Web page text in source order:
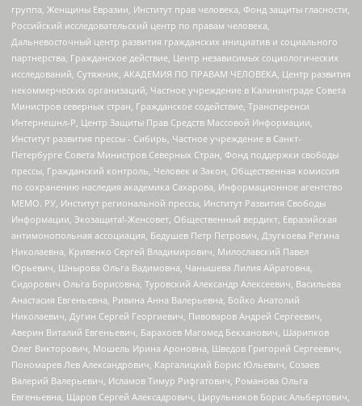
группа, Женщины Евразии, Институт прав человека, Фонд защиты гласности,
Российский исследовательский центр по правам человека,
Дальневосточный центр развития гражданских инициатив и социального
партнерства, Гражданское действие, Центр независимых социологических
исследований, Сутяжник, АКАДЕМИЯ ПО ПРАВАМ ЧЕЛОВЕКА, Центр развития
некоммерческих организаций, Частное учреждение в Калининграде Совета
Министров северных стран, Гражданское содействие, Трансперенси
Интернешнл-Р, Центр Защиты Прав Средств Массовой Информации,
Институт развития прессы - Сибирь, Частное учреждение в Санкт-
Петербурге Совета Министров Северных Стран, Фонд поддержки свободы
прессы, Гражданский контроль, Человек и Закон, Общественная комиссия
по сохранению наследия академика Сахарова, Информационное агентство
МЕМО. РУ, Институт региональной прессы, Институт Развития Свободы
Информации, Экозащита!-Женсовет, Общественный вердикт, Евразийская
антимонопольная ассоциация, Бедушев Петр Петрович, Дзугкоева Регина
Николаевна, Кривенко Сергей Владимирович, Милославский Павел
Юрьевич, Шнырова Ольга Вадимовна, Чанышева Лилия Айратовна,
Сидорович Ольга Борисовна, Туровский Александр Алексеевич, Васильева
Анастасия Евгеньевна, Ривина Анна Валерьевна, Бойко Анатолий
Николаевич, Дугин Сергей Георгиевич, Пивоваров Андрей Сергеевич,
Аверин Виталий Евгеньевич, Барахоев Магомед Бекханович, Шарипков
Олег Викторович, Мошель Ирина Ароновна, Шведов Григорий Сергеевич,
Пономарев Лев Александрович, Каргалицкий Борис Юльевич, Созаев
Валерий Валерьевич, Исламов Тимур Рифгатович, Романова Ольга
Евгеньевна, Щаров Сергей Алексадрович, Цирульников Борис Альбертович,